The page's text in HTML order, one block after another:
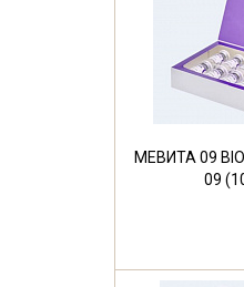
МЕВИТА 09
09